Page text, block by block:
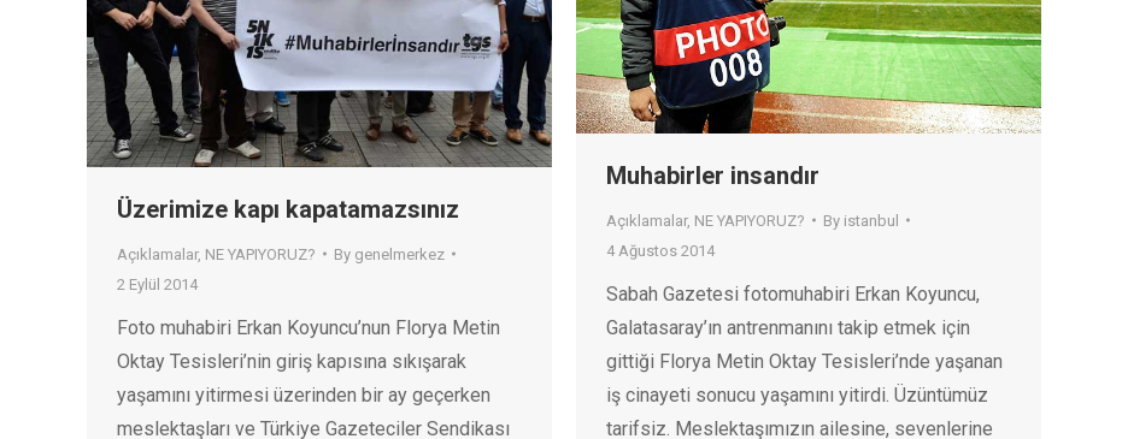
Üzerimize kapı kapatamazsınız
Açıklamalar, NE YAPIYORUZ? By genelmerkez
2 Eylül 2014
Foto muhabiri Erkan Koyuncu’nun Florya Metin
Oktay Tesisleri’nin giriş kapısına sıkışarak
yaşamını yitirmesi üzerinden bir ay geçerken
meslektaşları ve Türkiye Gazeteciler Sendikası
Muhabirler insandır
Açıklamalar, NE YAPIYORUZ? By istanbul
4 Ağustos 2014
Sabah Gazetesi fotomuhabiri Erkan Koyuncu,
Galatasaray’ın antrenmanını takip etmek için
gittiği Florya Metin Oktay Tesisleri’nde yaşanan
iş cinayeti sonucu yaşamını yitirdi. Üzüntümüz
tarifsiz. Meslektaşımızın ailesine, sevenlerine